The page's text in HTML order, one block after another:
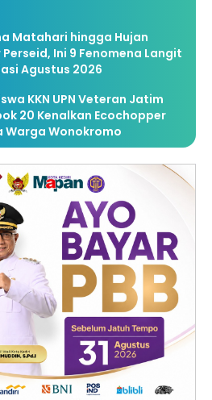
Matahari hingga Hujan
Ini 9 Fenomena Langit
Agustus 2026
KKN UPN Veteran Jatim
20 Kenalkan Ecochopper
Warga Wonokromo